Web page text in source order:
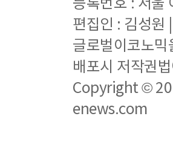
등록번호 : 서울
편집인 : 김성원
글로벌이코노믹
배포시 저작권
Copyright ©
enews.com